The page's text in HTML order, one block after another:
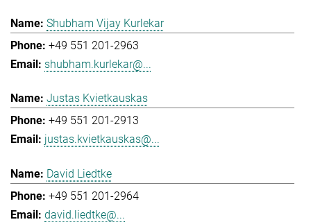
Shubham Vijay Kurlekar
+49 551 201-2963
shubham.kurlekar@...
Justas Kvietkauskas
+49 551 201-2913
justas.kvietkauskas@...
David Liedtke
+49 551 201-2964
david.liedtke@...